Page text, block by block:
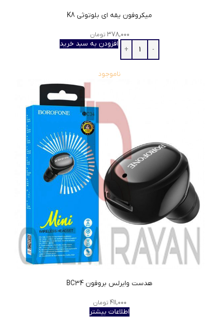
میکروفون یقه ای بلوتوثی K8
۳۷۸,۰۰۰ تومان
افزودن به سبد خرید
ناموجود
هدست وایرلس بروفون BC34
۴۱۱,۰۰۰ تومان
اطلاعات بیشتر